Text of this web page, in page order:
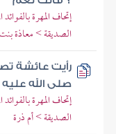
إتحاف المهرة
الصديقة > معاذة
رأيت عائشة
صلى الله
إتحاف المهرة
الصديقة > أم ذرة